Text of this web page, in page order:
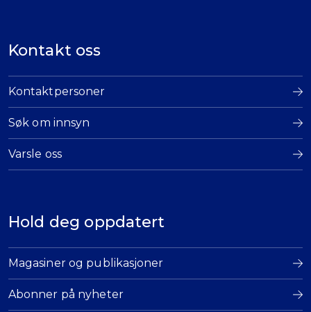
Kontakt oss
Kontaktpersoner
Søk om innsyn
Varsle oss
Hold deg oppdatert
Magasiner og publikasjoner
Abonner på nyheter